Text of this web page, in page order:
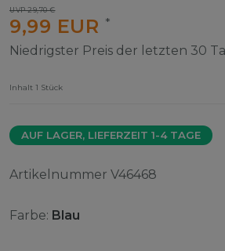
UVP 29,70 €
9,99 EUR *
Niedrigster Preis der letzten 30
Inhalt 1 Stück
AUF LAGER, LIEFERZEIT 1-4 TAGE
Artikelnummer V46468
Farbe: Blau